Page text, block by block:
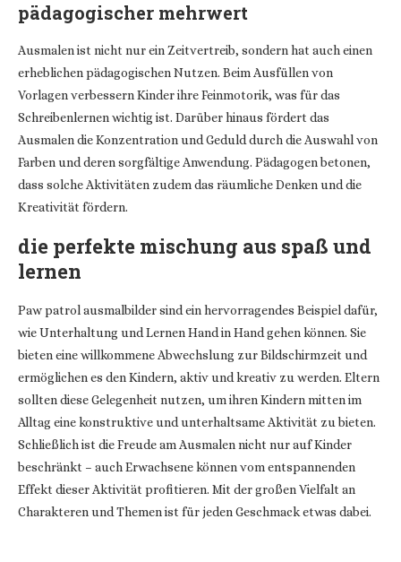
pädagogischer mehrwert
Ausmalen ist nicht nur ein Zeitvertreib, sondern hat auch einen
erheblichen pädagogischen Nutzen. Beim Ausfüllen von
Vorlagen verbessern Kinder ihre Feinmotorik, was für das
Schreibenlernen wichtig ist. Darüber hinaus fördert das
Ausmalen die Konzentration und Geduld durch die Auswahl von
Farben und deren sorgfältige Anwendung. Pädagogen betonen,
dass solche Aktivitäten zudem das räumliche Denken und die
Kreativität fördern.
die perfekte mischung aus spaß und
lernen
Paw patrol ausmalbilder sind ein hervorragendes Beispiel dafür,
wie Unterhaltung und Lernen Hand in Hand gehen können. Sie
bieten eine willkommene Abwechslung zur Bildschirmzeit und
ermöglichen es den Kindern, aktiv und kreativ zu werden. Eltern
sollten diese Gelegenheit nutzen, um ihren Kindern mitten im
Alltag eine konstruktive und unterhaltsame Aktivität zu bieten.
Schließlich ist die Freude am Ausmalen nicht nur auf Kinder
beschränkt – auch Erwachsene können vom entspannenden
Effekt dieser Aktivität profitieren. Mit der großen Vielfalt an
Charakteren und Themen ist für jeden Geschmack etwas dabei.